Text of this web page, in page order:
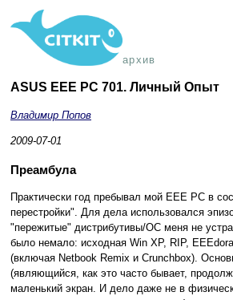
архив
ASUS EEE PC 701. Личный Опыт
Владимир Попов
2009-07-01
Преамбула
Практически год пребывал мой EEE PC в
перестройки". Для дела использовался
"пережитые" дистрибутивы/ОС меня не
было немало: исходная Win XP, RIP,
(включая Netbook Remix и Crunchbox).
(являющийся, как это часто бывает,
маленький экран. И дело даже не в